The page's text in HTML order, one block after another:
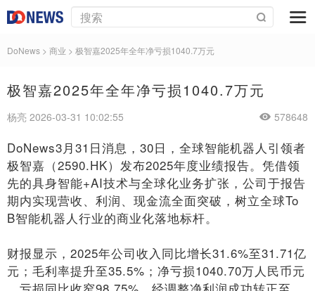
DoNews > 商业 > 极智嘉2025年全年净亏损1040.7万元
极智嘉2025年全年净亏损1040.7万元
杨亮 2026-03-31 10:02:55 578648
DoNews3月31日消息，30日，全球智能机器人引领者
极智嘉（2590.HK）发布2025年度业绩报告。凭借领
先的具身智能+AI技术与全球化业务扩张，公司于报告
期内实现营收、利润、现金流全面突破，树立全球To
B智能机器人行业的商业化落地标杆。
财报显示，2025年公司收入同比增长31.6%至31.71亿
元；毛利率提升至35.5%；净亏损1040.70万人民币元